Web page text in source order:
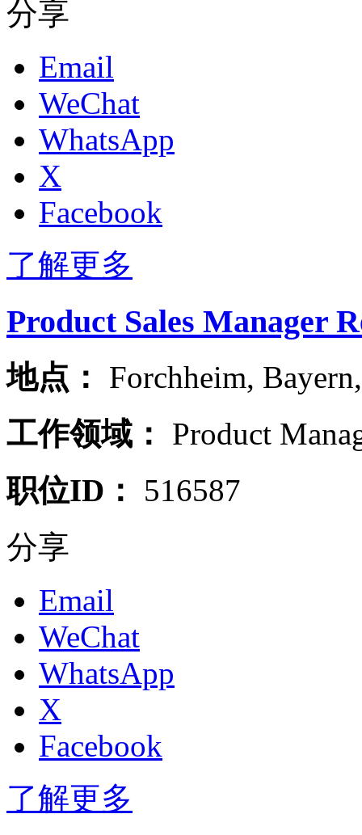
分享
Email
WeChat
WhatsApp
X
Facebook
了解更多
Product Sales Manager
地点： Forchheim, Bayern
工作领域： Product
职位ID： 516587
分享
Email
WeChat
WhatsApp
X
Facebook
了解更多